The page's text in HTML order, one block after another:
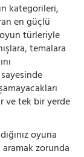
kategorileri,
en güçlü
türleriyle
temalara
ve tek bir yerde
oyuna
zorunda